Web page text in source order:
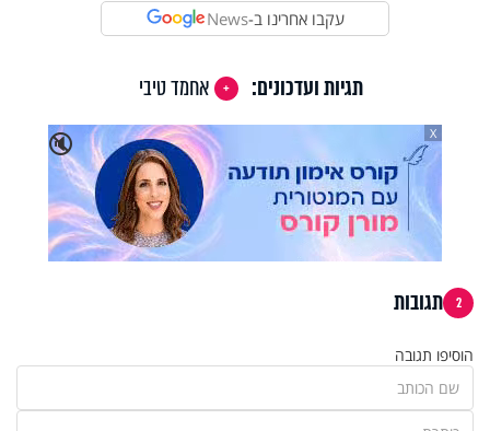
עקבו אחרינו ב-News
תגיות ועדכונים:
אחמד טיבי
🔇
X
2 תגובות
הוסיפו תגובה